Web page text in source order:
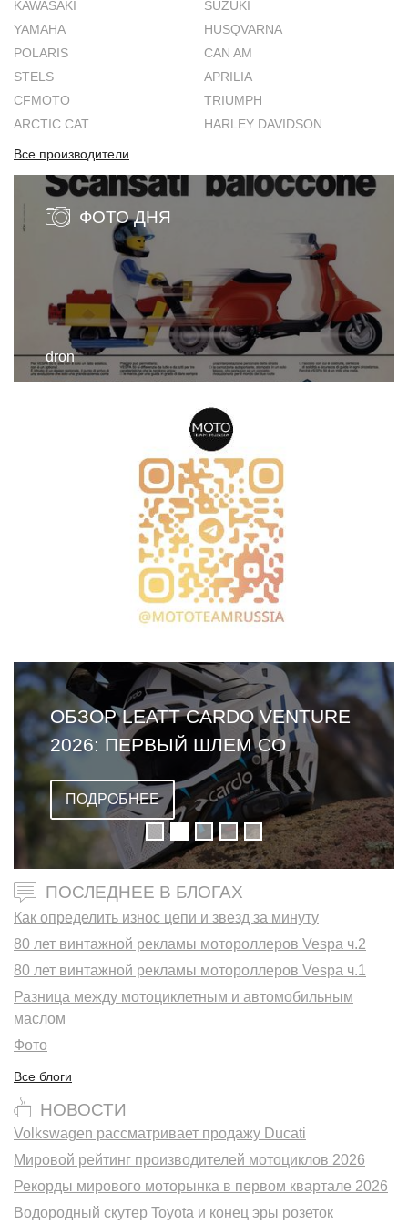
KAWASAKI
SUZUKI
YAMAHA
HUSQVARNA
POLARIS
CAN AM
STELS
APRILIA
CFMOTO
TRIUMPH
ARCTIC CAT
HARLEY DAVIDSON
Все производители
ФОТО ДНЯ
dron
ОБЗОР LEATT CARDO VENTURE
2026: ПЕРВЫЙ ШЛЕМ СО
ВСТРОЕННОЙ ГАРНИТУРОЙ
ПОДРОБНЕЕ
ПОСЛЕДНЕЕ В БЛОГАХ
Как определить износ цепи и звезд за минуту
80 лет винтажной рекламы мотороллеров Vespa ч.2
80 лет винтажной рекламы мотороллеров Vespa ч.1
Разница между мотоциклетным и автомобильным
маслом
Фото
Все блоги
НОВОСТИ
Volkswagen рассматривает продажу Ducati
Мировой рейтинг производителей мотоциклов 2026
Рекорды мирового моторынка в первом квартале 2026
Водородный скутер Toyota и конец эры розеток